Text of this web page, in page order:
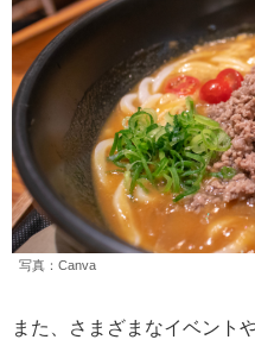
写真：Canva
また、さまざまなイベント